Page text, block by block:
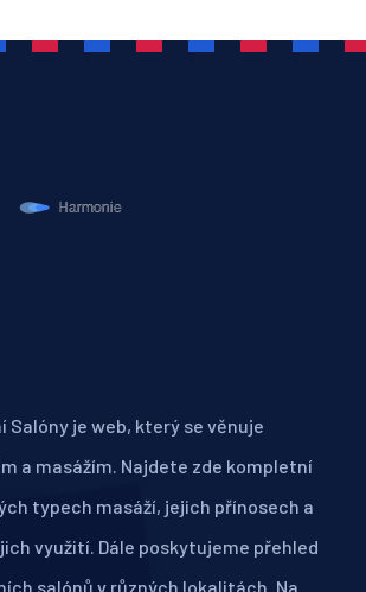
Salóny je web, který se věnuje
a masážím. Najdete zde kompletní
typech masáží, jejich přínosech a
využití. Dále poskytujeme přehled
salónů v různých lokalitách. Na